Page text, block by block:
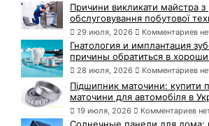
Причини викликати майстра
обслуговування побутової
29 июля, 2026 Комментариев
Гнатология и имплантация
причины обратиться в
28 июля, 2026 Комментариев
Підшипник маточини: купити
маточини для автомобіля в
19 июля, 2026 Комментариев